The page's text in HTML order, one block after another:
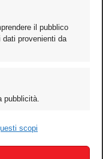
il pubblico
provenienti da
pubblicità.
scopi